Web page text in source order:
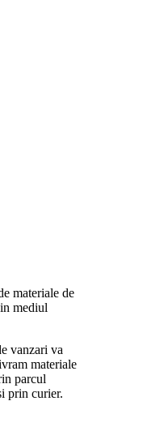
materiale de
mediul
vanzari va
materiale
parcul
prin curier.